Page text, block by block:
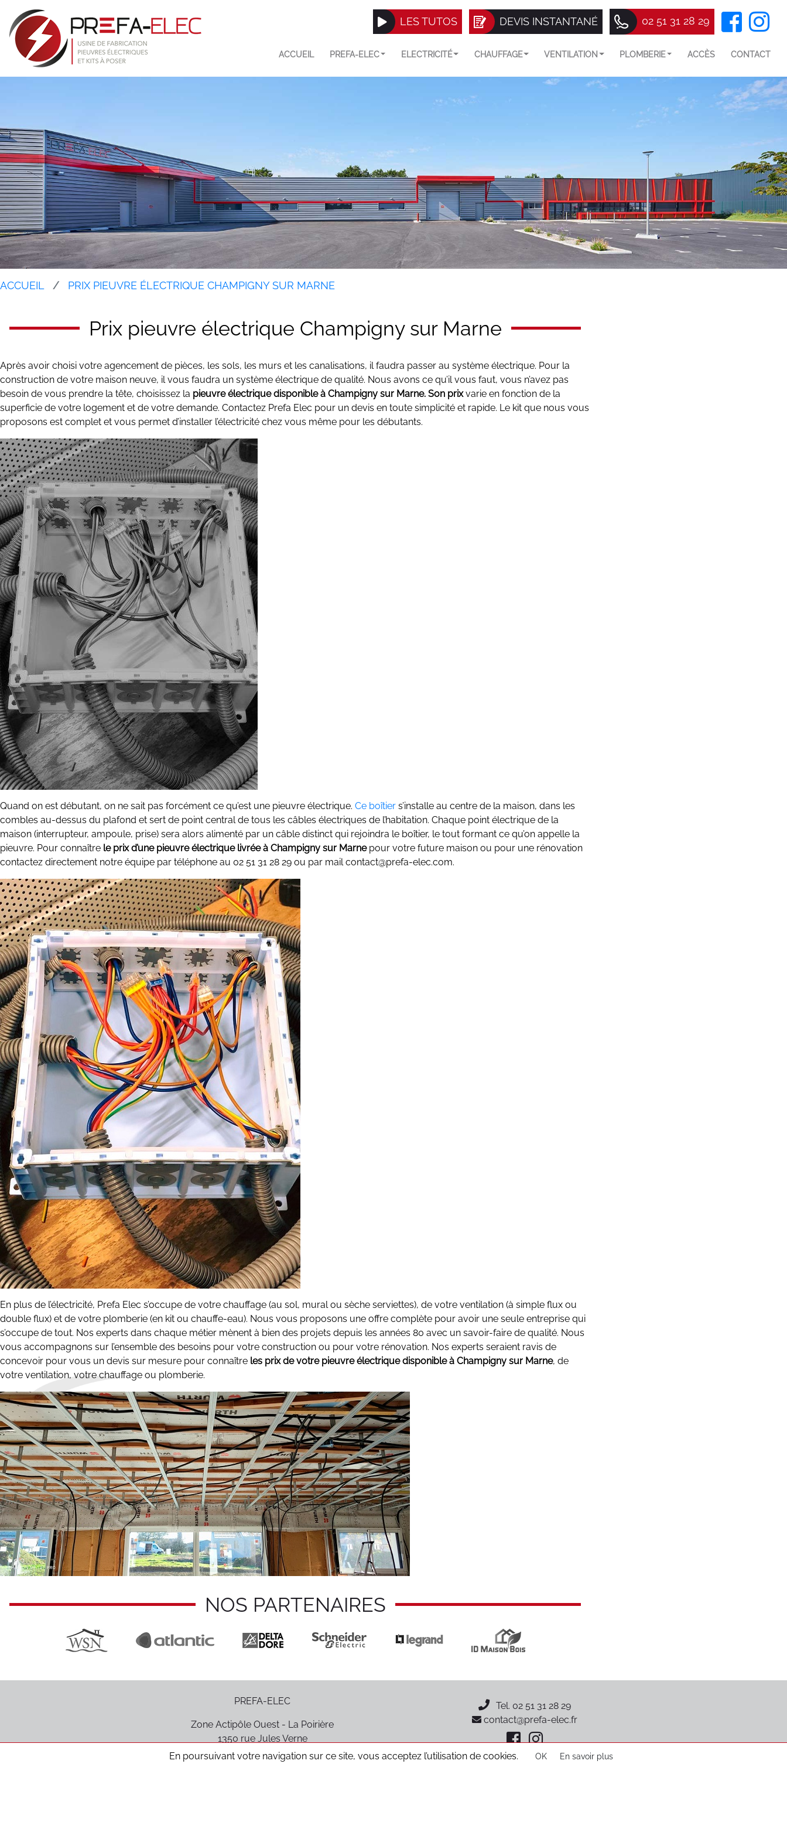
LES TUTOS DEVIS INSTANTANÉ 02 51 31 28 29
ACCUEIL PREFA-ELEC ELECTRICITÉ CHAUFFAGE VENTILATION PLOMBERIE ACCÈS CONTACT
ACCUEIL PRIX PIEUVRE ÉLECTRIQUE CHAMPIGNY SUR MARNE
Prix pieuvre électrique Champigny sur Marne
Après avoir choisi votre agencement de pièces, les sols, les murs et les canalisations, il faudra passer au système électrique. Pour la
construction de votre maison neuve, il vous faudra un système électrique de qualité. Nous avons ce qu’il vous faut, vous n’avez pas
besoin de vous prendre la tête, choisissez la pieuvre électrique disponible à Champigny sur Marne. Son prixvarie en fonction de la
superficie de votre logement et de votre demande. Contactez Prefa Elec pour un devis en toute simplicité et rapide. Le kit que nous vous
proposons est complet et vous permet d’installer l’électricité chez vous même pour les débutants.
Quand on est débutant, on ne sait pas forcément ce qu’est une pieuvre électrique. Ce boîtier s’installe au centre de la maison, dans les
combles au-dessus du plafond et sert de point central de tous les câbles électriques de l’habitation. Chaque point électrique de la
maison (interrupteur, ampoule, prise) sera alors alimenté par un câble distinct qui rejoindra le boîtier, le tout formant ce qu’on appelle la
pieuvre. Pour connaître le prix d’une pieuvre électrique livrée à Champigny sur Marnepour votre future maison ou pour une rénovation
contactez directement notre équipe par téléphone au 02 51 31 28 29 ou par mail contact@prefa-elec.com.
En plus de l’électricité, Prefa Elec s’occupe de votre chauffage (au sol, mural ou sèche serviettes), de votre ventilation (à simple flux ou
double flux) et de votre plomberie (en kit ou chauffe-eau). Nous vous proposons une offre complète pour avoir une seule entreprise qui
s’occupe de tout. Nos experts dans chaque métier mènent à bien des projets depuis les années 80 avec un savoir-faire de qualité. Nous
vous accompagnons sur l’ensemble des besoins pour votre construction ou pour votre rénovation. Nos experts seraient ravis de
concevoir pour vous un devis sur mesure pour connaître les prix de votre pieuvre électrique disponible à Champigny sur Marne, de
votre ventilation, votre chauffage ou plomberie.
NOS PARTENAIRES
PREFA-ELEC
Zone Actipôle Ouest - La Poirière
1350 rue Jules Verne
85170 Le Poiré-sur-Vie
Tel. 02 51 31 28 29
contact@prefa-elec.fr
En poursuivant votre navigation sur ce site, vous acceptez l’utilisation de cookies. OK En savoir plus